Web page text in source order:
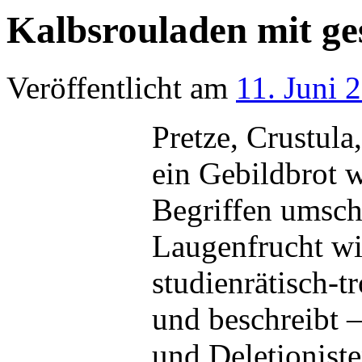
Kalbsrouladen mit
Veröffentlicht am 11. Juni
Pretze,
ein Gebildbrot
Begriffen
Laugenfrucht
studienrätisch-
und beschreibt
und